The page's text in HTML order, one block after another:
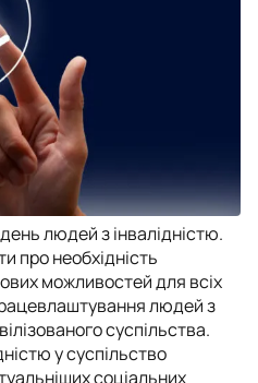
людей з інвалідністю.
про необхідність
можливостей для всіх
людей з
суспільства.
у суспільство
соціальних